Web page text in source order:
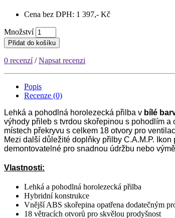
Cena bez DPH: 1 397,- Kč
Množství
Přidat do košíku
0 recenzí/Napsat recenzi
Popis
Recenze (0)
Lehká a pohodlná horolezecká přilba v bílé
výhody přileb s tvrdou skořepinou s pohodlím
místech překryvu s celkem 18 otvory pro
Mezi další důležité doplňky přilby C.A.M.P.
demontovatelné pro snadnou údržbu nebo
Vlastnosti:
Lehká a pohodlná horolezecká přilba
Hybridní konstrukce
Vnější ABS skořepina opatřena dodatečným
18 větracích otvorů pro skvělou prodyšnost